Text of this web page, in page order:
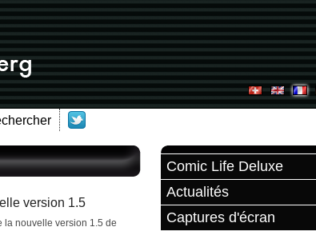
Comic Life Deluxe
Actualités
Captures d'écran
version 1.5
la nouvelle version 1.5 de